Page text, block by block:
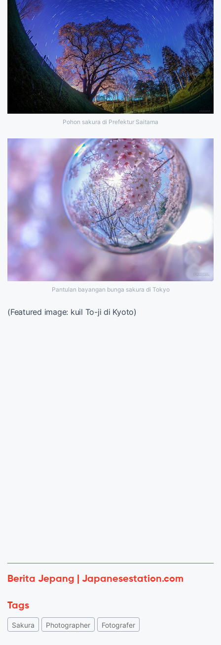
Pohon sakura di Prefektur Saitama
Pantulan bayangan bunga sakura di Tokyo
(Featured image: kuil To-ji di Kyoto)
Berita Jepang | Japanesestation.com
Tags
Sakura Photographer Fotografer